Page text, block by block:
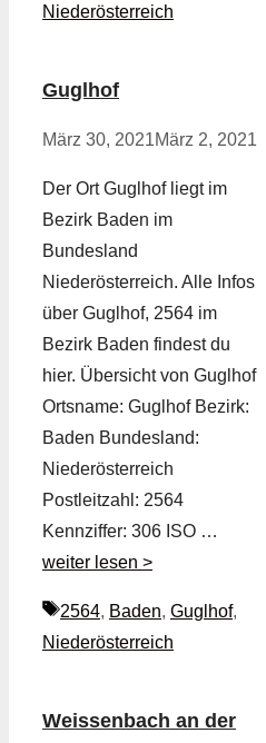
Niederösterreich
Guglhof
März 30, 2021März 2, 2021
Der Ort Guglhof liegt im
Bezirk Baden im
Bundesland
Niederösterreich. Alle Infos
über Guglhof, 2564 im
Bezirk Baden findest du
hier. Übersicht von Guglhof
Ortsname: Guglhof Bezirk:
Baden Bundesland:
Niederösterreich
Postleitzahl: 2564
Kennziffer: 306 ISO …
weiter lesen >
Schlagwörter
2564, Baden, Guglhof,
Niederösterreich
Weissenbach an der